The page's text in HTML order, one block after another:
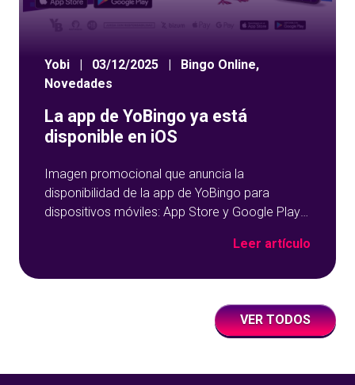
Yobi 03/12/2025 Bingo Online,
Novedades
La app de YoBingo ya está
disponible en iOS
Imagen promocional que anuncia la
disponibilidad de la app de YoBingo para
dispositivos móviles: App Store y Google Play
Leer artículo
VER TODOS